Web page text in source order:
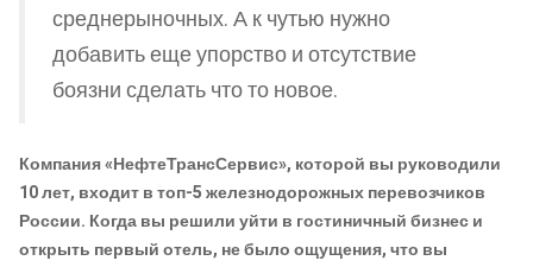
среднерыночных. А к чутью нужно
добавить еще упорство и отсутствие
боязни сделать что то новое.
Компания «НефтеТрансСервис», которой вы руководили
10 лет, входит в топ-5 железнодорожных перевозчиков
России. Когда вы решили уйти в гостиничный бизнес и
открыть первый отель, не было ощущения, что вы